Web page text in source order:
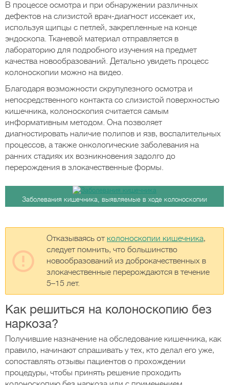
В процессе осмотра и при обнаружении различных
дефектов на слизистой врач-диагност иссекает их,
используя щипцы с петлей, закрепленные на конце
эндоскопа. Тканевой материал отправляется в
лабораторию для подробного изучения на предмет
качества новообразований. Детально увидеть процесс
колоноскопии можно на видео.
Благодаря возможности скрупулезного осмотра и
непосредственного контакта со слизистой поверхностью
кишечника, колоноскопия считается самым
информативным методом. Она позволяет
диагностировать наличие полипов и язв, воспалительных
процессов, а также онкологические заболевания на
ранних стадиях их возникновения задолго до
перерождения в злокачественные формы.
Заболевания кишечника, выявляемые в ходе колоноскопии
Отказываясь от колоноскопии кишечника,
следует помнить, что большинство
новообразований из доброкачественных в
злокачественные перерождаются в течение
5–15 лет.
Как решиться на колоноскопию без
наркоза?
Получившие назначение на обследование кишечника, как
правило, начинают спрашивать у тех, кто делал его уже,
сопоставлять отзывы пациентов о прохождении
процедуры, чтобы принять решение проходить